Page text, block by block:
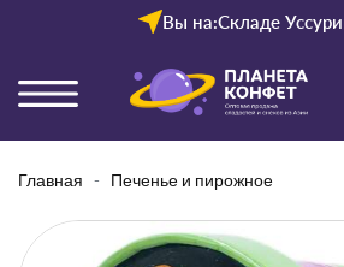
Вы на:Складе
Главная Печенье и пирожное